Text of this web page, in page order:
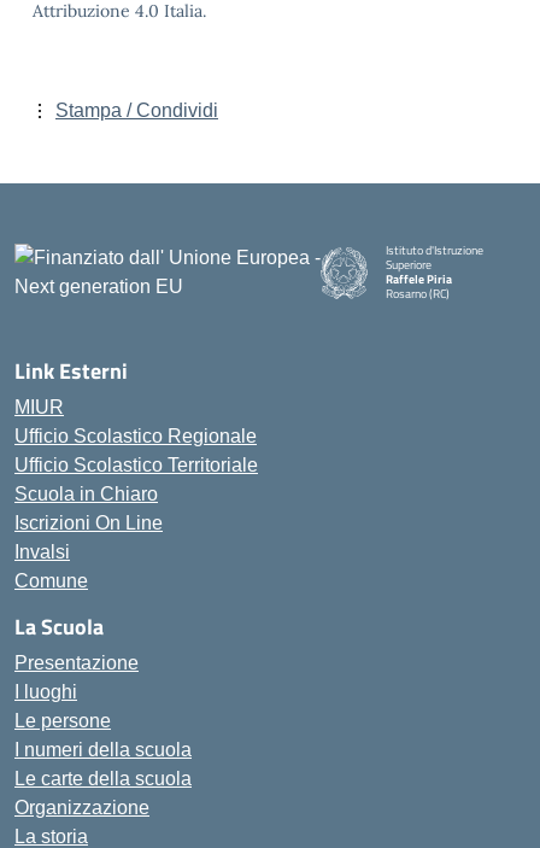
Attribuzione 4.0 Italia.
Stampa / Condividi
Istituto d'Istruzione
Superiore
Raffele Piria
Rosarno (RC)
Link Esterni
MIUR
Ufficio Scolastico Regionale
Ufficio Scolastico Territoriale
Scuola in Chiaro
Iscrizioni On Line
Invalsi
Comune
La Scuola
Presentazione
I luoghi
Le persone
I numeri della scuola
Le carte della scuola
Organizzazione
La storia